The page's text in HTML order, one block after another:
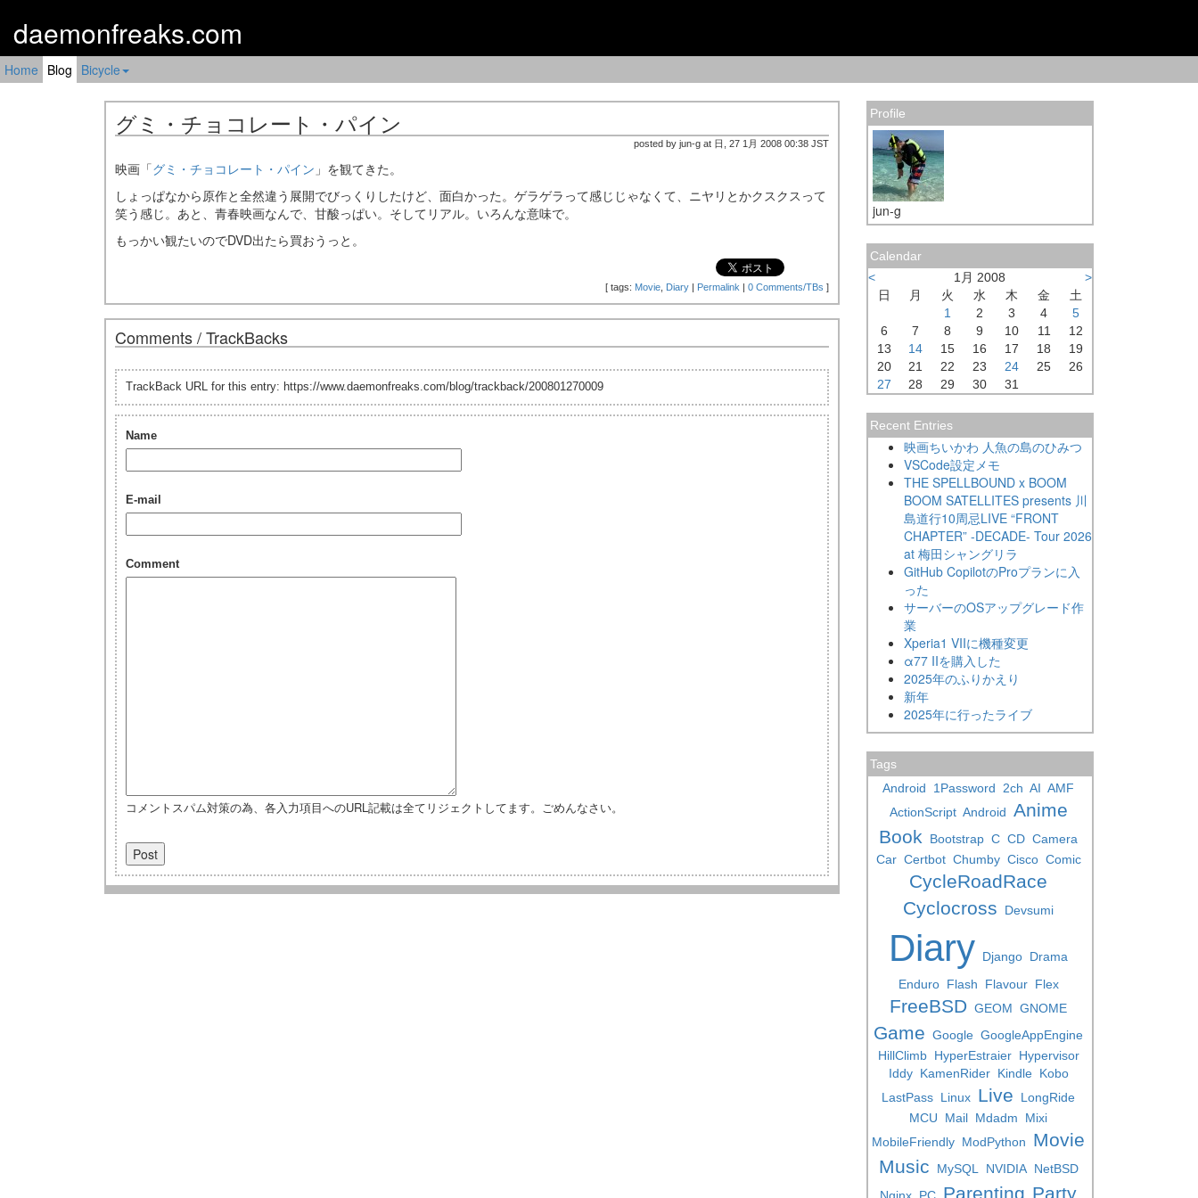
daemonfreaks.com
Home Blog Bicycle
グミ・チョコレート・パイン
posted by jun-g at 日, 27 1月 2008 00:38 JST
映画「グミ・チョコレート・パイン 」を観てきた。
しょっぱなから原作と全然違う展開でびっくりしたけど、面白かった。ゲラゲラって感じじゃなくて、ニヤリとかクスクスって
笑う感じ。あと、青春映画なんで、甘酸っぱい。そしてリアル。いろんな意味で。
もっかい観たいのでDVD出たら買おうっと。
[ tags: Movie Diary | Permalink | 0 Comments/TBs ]
Comments / TrackBacks
TrackBack URL for this entry: https://www.daemonfreaks.com/blog/trackback/200801270009
Name
E-mail
Comment
コメントスパム対策の為、各入力項目へのURL記載は全てリジェクトしてます。ごめんなさい。
Profile
jun-g
Calendar
<
1月 2008
>
日
月 火 水 木 金
土
1
2 3 4
5
6
7 8 9 10 11
12
13
14 15 16 17 18
19
20
21 22 23 24 25
26
27
28 29 30 31
Recent Entries
映画ちいかわ 人魚の島のひみつ
VSCode設定メモ
THE SPELLBOUND x BOOM
BOOM SATELLITES presents 川
島道行10周忌LIVE “FRONT
CHAPTER” -DECADE- Tour 2026
at 梅田シャングリラ
GitHub CopilotのProプランに入
った
サーバーのOSアップグレード作
業
Xperia1 VIIに機種変更
α77 IIを購入した
2025年のふりかえり
新年
2025年に行ったライブ
Tags
Android
1Password 2ch AI AMF
ActionScript Android Anime
Book
Bootstrap C CD Camera
Car Certbot Chumby Cisco Comic
CycleRoadRace
Cyclocross
Devsumi
Diary Django Drama
Enduro Flash Flavour Flex
FreeBSD GEOM GNOME
Game Google GoogleAppEngine
HillClimb HyperEstraier Hypervisor
Iddy KamenRider Kindle Kobo
LastPass Linux Live
LongRide
MCU
Mail Mdadm
Mixi
MobileFriendly ModPython
Movie
Music
MySQL NVIDIA NetBSD
Nginx PC Parenting Party